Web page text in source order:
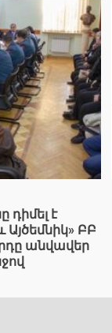
դիմել է
ԲԲ
անվավեր